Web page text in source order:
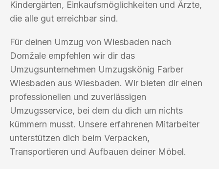
Kindergärten, Einkaufsmöglichkeiten und Ärzte,
die alle gut erreichbar sind.
Für deinen Umzug von Wiesbaden nach
Domžale empfehlen wir dir das
Umzugsunternehmen Umzugskönig Farber
Wiesbaden aus Wiesbaden. Wir bieten dir einen
professionellen und zuverlässigen
Umzugsservice, bei dem du dich um nichts
kümmern musst. Unsere erfahrenen Mitarbeiter
unterstützen dich beim Verpacken,
Transportieren und Aufbauen deiner Möbel.